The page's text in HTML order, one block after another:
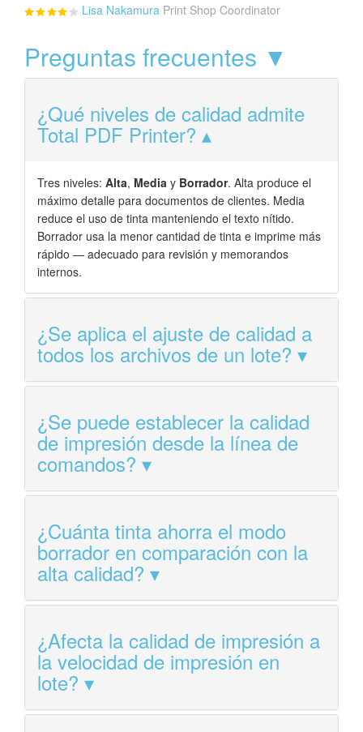
Lisa Nakamura Print Shop Coordinator
Preguntas frecuentes ▼
¿Qué niveles de calidad admite
Total PDF Printer?
Tres niveles: Alta, Media y Borrador. Alta produce el
máximo detalle para documentos de clientes. Media
reduce el uso de tinta manteniendo el texto nítido.
Borrador usa la menor cantidad de tinta e imprime más
rápido — adecuado para revisión y memorandos
internos.
¿Se aplica el ajuste de calidad a
todos los archivos de un lote?
¿Se puede establecer la calidad
de impresión desde la línea de
comandos?
¿Cuánta tinta ahorra el modo
borrador en comparación con la
alta calidad?
¿Afecta la calidad de impresión a
la velocidad de impresión en
lote?